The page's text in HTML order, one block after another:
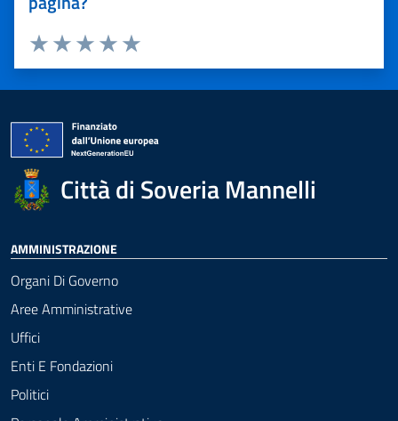
Valuta 5 stelle su 5
Valuta 4 stelle su 5
Valuta 3 stelle su 5
Valuta 2 stelle su 5
Valuta 1 stelle su 5
Città di Soveria Mannelli
AMMINISTRAZIONE
Organi Di Governo
Aree Amministrative
Uffici
Enti E Fondazioni
Politici